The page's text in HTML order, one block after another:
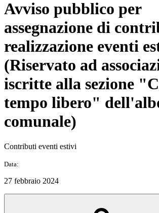
Avviso pubblico per
assegnazione di
realizzazione eventi
(Riservato ad
iscritte alla sezione
tempo libero"
comunale)
Contributi eventi estivi
Data:
27 febbraio 2024